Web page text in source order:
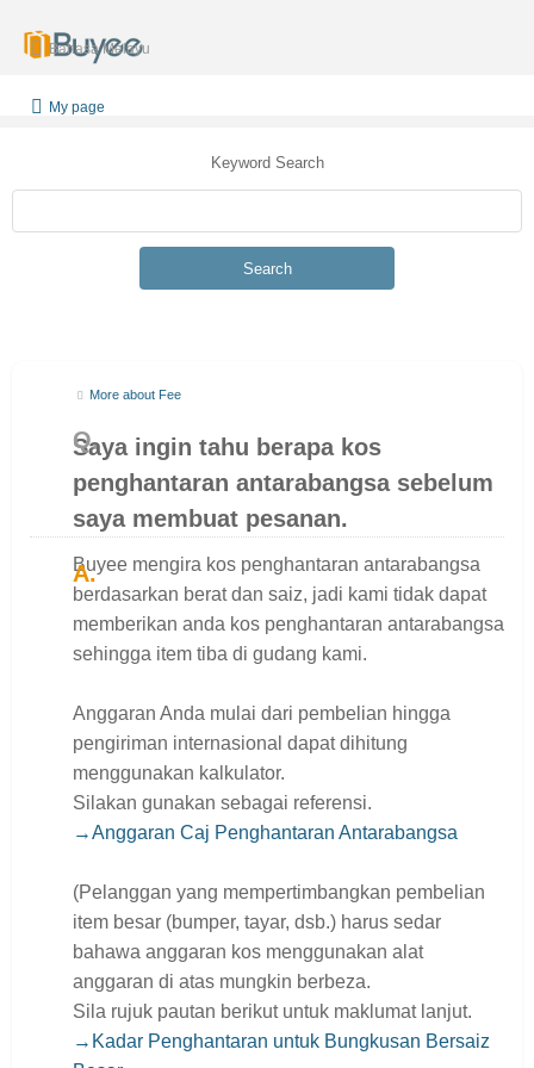
Bahasa Melayu
My page
Keyword Search
Search
More about Fee
Saya ingin tahu berapa kos
penghantaran antarabangsa sebelum
saya membuat pesanan.
Buyee mengira kos penghantaran antarabangsa
berdasarkan berat dan saiz, jadi kami tidak dapat
memberikan anda kos penghantaran antarabangsa
sehingga item tiba di gudang kami.
Anggaran Anda mulai dari pembelian hingga
pengiriman internasional dapat dihitung
menggunakan kalkulator.
Silakan gunakan sebagai referensi.
→Anggaran Caj Penghantaran Antarabangsa
(Pelanggan yang mempertimbangkan pembelian
item besar (bumper, tayar, dsb.) harus sedar
bahawa anggaran kos menggunakan alat
anggaran di atas mungkin berbeza.
Sila rujuk pautan berikut untuk maklumat lanjut.
→Kadar Penghantaran untuk Bungkusan Bersaiz